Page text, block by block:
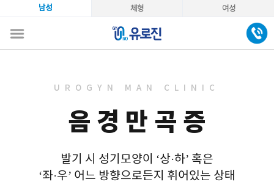
남성 체형 여성
UROGYN MAN CLINIC
음경만곡증
발기 시 성기모양이 ‘상·하’ 혹은
‘좌·우’ 어느 방향으로든지 휘어있는 상태